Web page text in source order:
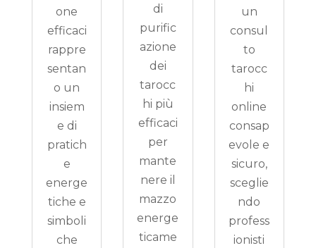
one
efficaci
rappre
sentan
o un
insiem
e di
pratich
e
energe
tiche e
simboli
che
di
purific
azione
dei
tarocc
hi più
efficaci
per
mante
nere il
mazzo
energe
ticame
un
consul
to
tarocc
hi
online
consap
evole e
sicuro,
sceglie
ndo
profess
ionisti